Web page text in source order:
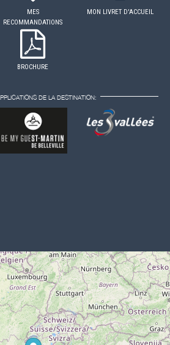
MES
RECOMMANDATIONS
MON LIVRET D'ACCUEIL
BROCHURE
DE LA DESTINATION: